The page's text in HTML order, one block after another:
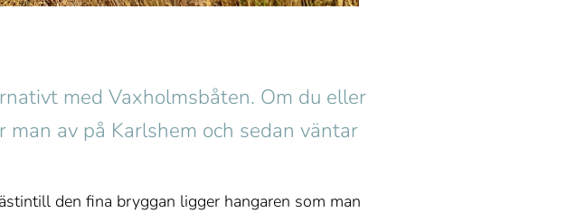
med Vaxholmsbåten. Om du eller
av på Karlshem och sedan väntar
den fina bryggan ligger hangaren som man